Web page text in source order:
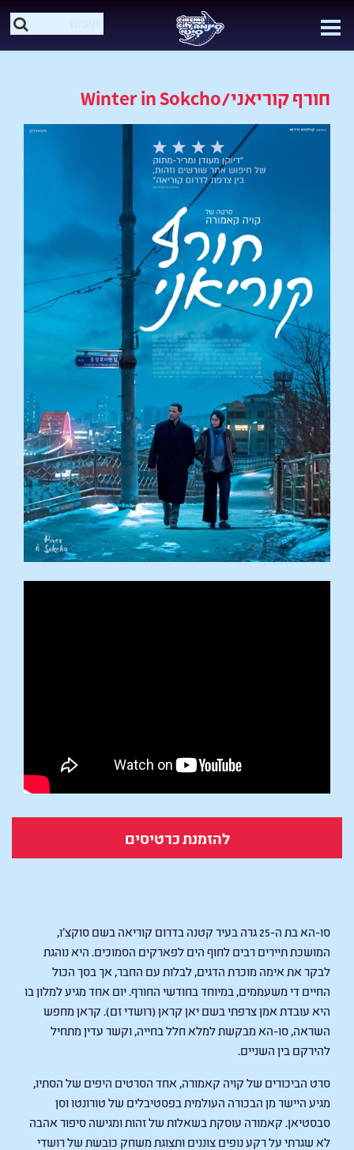
חורף קוריאני/Winter in Sokcho
להזמנת כרטיסים
סו-הא בת ה-25 גרה בעיר קטנה בדרום קוריאה בשם סוקצ'ו,
המושכת תיירים רבים לחוף הים לפארקים הסמוכים. היא נוהגת
לבקר את אימה מוכרת הדגים, לבלות עם החבר, אך בסך הכול
החיים די משעממים, במיוחד בחודשי החורף. יום אחד מגיע למלון בו
היא עובדת אמן צרפתי בשם יאן קראן (רושדי זם). קראן מחפש
השראה, סו-הא מבקשת למלא חלל בחייה, וקשר עדין מתחיל
להירקם בין השניים.
סרט הביכורים של קויה קאמורה, אחד הסרטים היפים של הסתיו,
מגיע היישר מן הבכורה העולמית בפסטיבלים של טורונטו וסן
סבסטיאן. קאמורה עוסקת בשאלות של זהות ומגישה סיפור אהבה
לא שגרתי על רקע נופים צוננים ותצוגת משחק כובשת של רושדי